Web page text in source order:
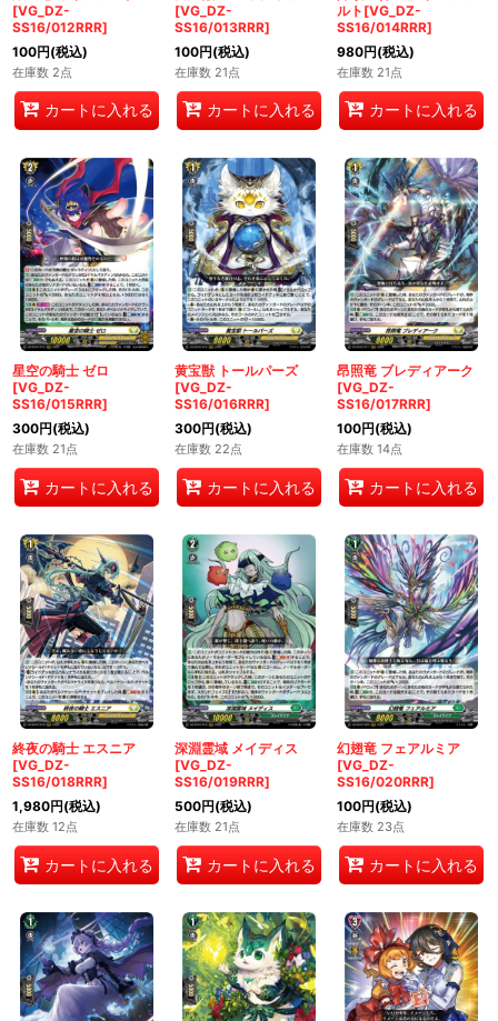
[VG_DZ-
SS16/012RRR]
100円(税込)
在庫数 2点
カートに入れる
[VG_DZ-
SS16/013RRR]
100円(税込)
在庫数 21点
カートに入れる
ルト[VG_DZ-
SS16/014RRR]
980円(税込)
在庫数 21点
カートに入れる
星空の騎士 ゼロ
[VG_DZ-
SS16/015RRR]
300円(税込)
在庫数 21点
カートに入れる
黄宝獣 トールパーズ
[VG_DZ-
SS16/016RRR]
300円(税込)
在庫数 22点
カートに入れる
昂照竜 ブレディアーク
[VG_DZ-
SS16/017RRR]
100円(税込)
在庫数 14点
カートに入れる
終夜の騎士 エスニア
[VG_DZ-
SS16/018RRR]
1,980円(税込)
在庫数 12点
カートに入れる
深淵霊域 メイディス
[VG_DZ-
SS16/019RRR]
500円(税込)
在庫数 21点
カートに入れる
幻翅竜 フェアルミア
[VG_DZ-
SS16/020RRR]
100円(税込)
在庫数 23点
カートに入れる